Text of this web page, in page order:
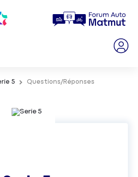
5 Questions/Réponses